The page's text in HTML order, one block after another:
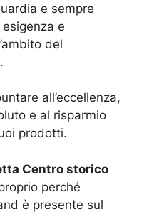
e sempre
e
del
all’eccellenza,
e al risparmio
prodotti.
Centro storico
perché
è presente sul